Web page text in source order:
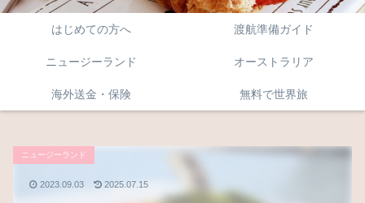
はじめての方へ 渡航準備ガイド
ニュージーランド オーストラリア
海外送金・保険 無料で世界旅
ニュージーランド
2023.09.03 2025.07.15